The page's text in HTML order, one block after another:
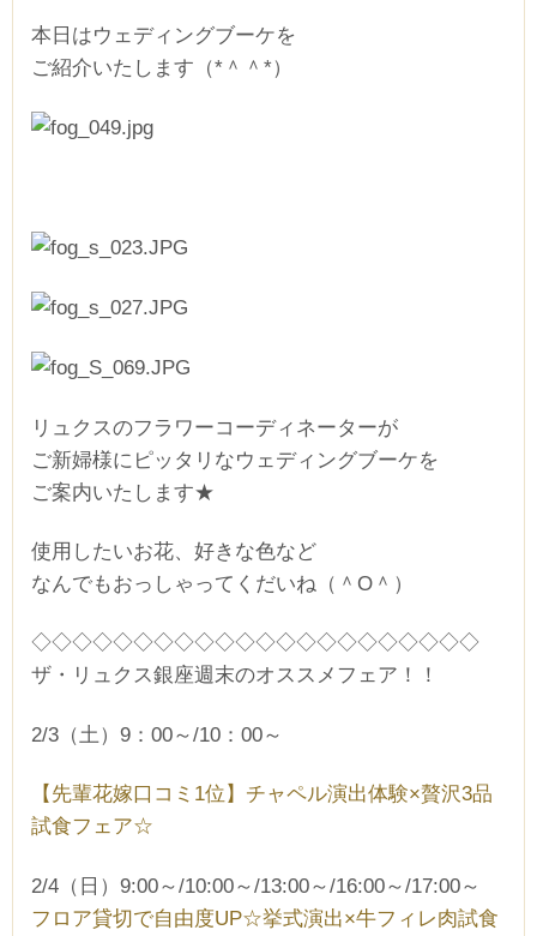
本日はウェディングブーケを
ご紹介いたします（*＾＾*）
リュクスのフラワーコーディネーターが
ご新婦様にピッタリなウェディングブーケを
ご案内いたします★
使用したいお花、好きな色など
なんでもおっしゃってくだいね（＾O＾）
◇◇◇◇◇◇◇◇◇◇◇◇◇◇◇◇◇◇◇◇◇◇
ザ・リュクス銀座週末のオススメフェア！！
2/3（土）9：00～/10：00～
【先輩花嫁口コミ1位】チャペル演出体験×贅沢3品
試食フェア☆
2/4（日）9:00～/10:00～/13:00～/16:00～/17:00～
フロア貸切で自由度UP☆挙式演出×牛フィレ肉試食